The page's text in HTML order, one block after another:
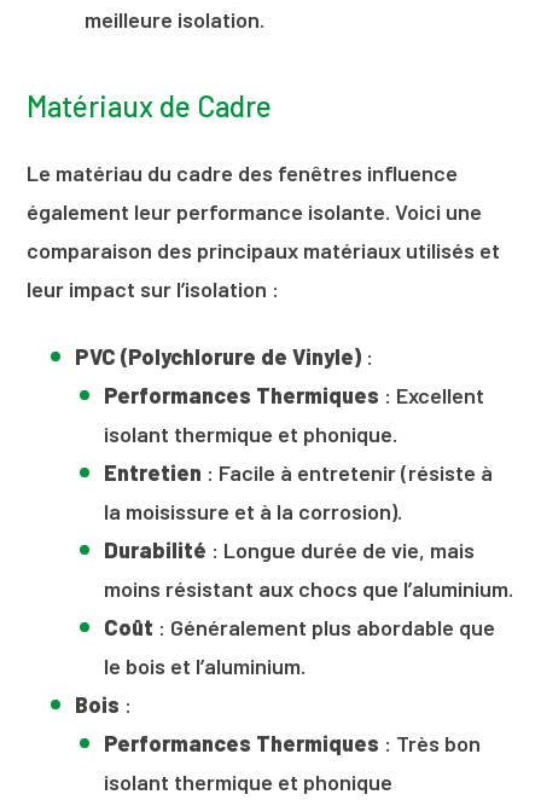
meilleure isolation.
Matériaux de Cadre
Le matériau du cadre des fenêtres influence
également leur performance isolante. Voici une
comparaison des principaux matériaux utilisés et
leur impact sur l’isolation :
PVC (Polychlorure de Vinyle) :
Performances Thermiques : Excellent
isolant thermique et phonique.
Entretien : Facile à entretenir (résiste à
la moisissure et à la corrosion).
Durabilité : Longue durée de vie, mais
moins résistant aux chocs que l’aluminium.
Coût : Généralement plus abordable que
le bois et l’aluminium.
Bois :
Performances Thermiques : Très bon
isolant thermique et phonique